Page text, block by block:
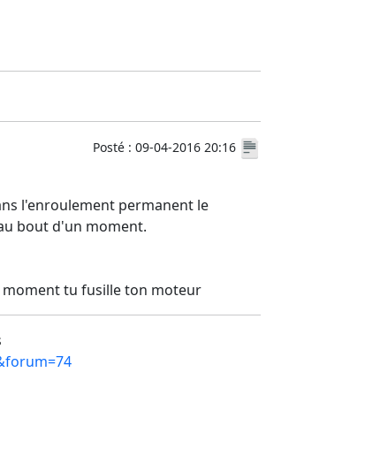
Posté : 09-04-2016 20:16
l'enroulement permanent le
bout d'un moment.
moment tu fusille ton moteur